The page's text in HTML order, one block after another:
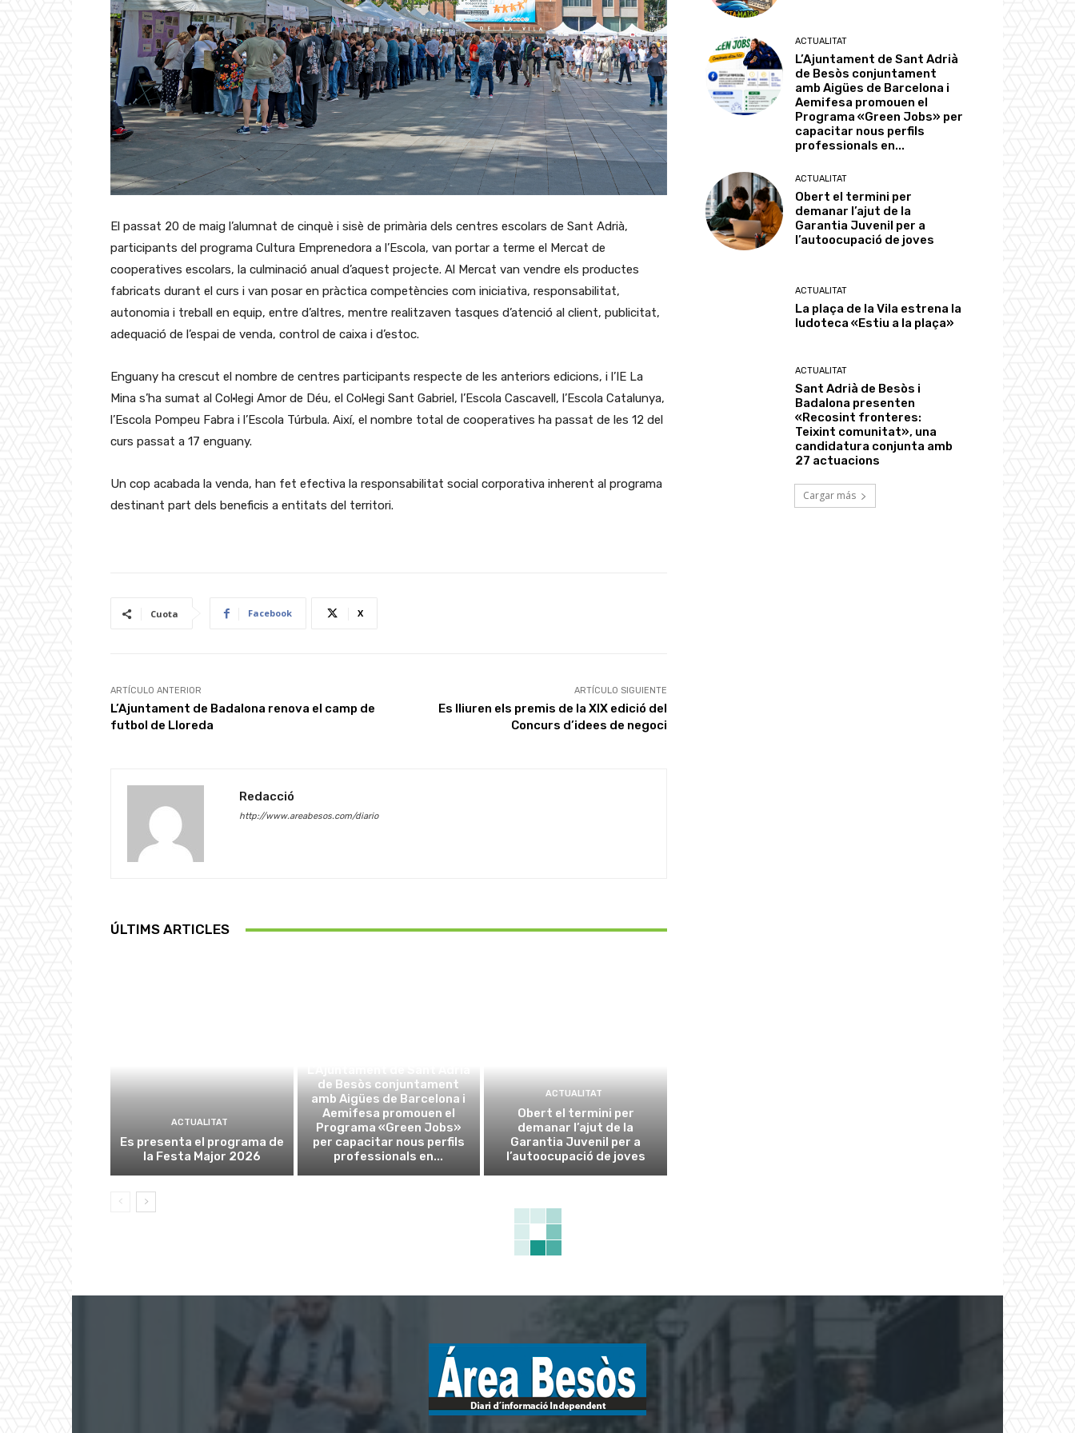
El passat 20 de maig l’alumnat de cinquè i sisè de primària dels centres escolars de Sant Adrià,
participants del programa Cultura Emprenedora a l’Escola, van portar a terme el Mercat de
cooperatives escolars, la culminació anual d’aquest projecte. Al Mercat van vendre els productes
fabricats durant el curs i van posar en pràctica competències com iniciativa, responsabilitat,
autonomia i treball en equip, entre d’altres, mentre realitzaven tasques d’atenció al client, publicitat,
adequació de l’espai de venda, control de caixa i d’estoc.
Enguany ha crescut el nombre de centres participants respecte de les anteriors edicions, i l’IE La
Mina s’ha sumat al Col·legi Amor de Déu, el Col·legi Sant Gabriel, l’Escola Cascavell, l’Escola Catalunya,
l’Escola Pompeu Fabra i l’Escola Túrbula. Així, el nombre total de cooperatives ha passat de les 12 del
curs passat a 17 enguany.
Un cop acabada la venda, han fet efectiva la responsabilitat social corporativa inherent al programa
destinant part dels beneficis a entitats del territori.
Cuota Facebook X
ARTÍCULO ANTERIOR
L’Ajuntament de Badalona renova el camp de
futbol de Lloreda
ARTÍCULO SIGUIENTE
Es lliuren els premis de la XIX edició del
Concurs d’idees de negoci
Redacció
http://www.areabesos.com/diario
ÚLTIMS ARTICLES
ACTUALITAT
Es presenta el programa de
la Festa Major 2026
de Besòs conjuntament
amb Aigües de Barcelona i
Aemifesa promouen el
Programa «Green Jobs»
per capacitar nous perfils
professionals en...
ACTUALITAT
Obert el termini per
demanar l’ajut de la
Garantia Juvenil per a
l’autoocupació de joves
ACTUALITAT
L’Ajuntament de Sant Adrià
de Besòs conjuntament
amb Aigües de Barcelona i
Aemifesa promouen el
Programa «Green Jobs» per
capacitar nous perfils
professionals en...
ACTUALITAT
Obert el termini per
demanar l’ajut de la
Garantia Juvenil per a
l’autoocupació de joves
ACTUALITAT
La plaça de la Vila estrena la
ludoteca «Estiu a la plaça»
ACTUALITAT
Sant Adrià de Besòs i
Badalona presenten
«Recosint fronteres:
Teixint comunitat», una
candidatura conjunta amb
27 actuacions
Cargar más